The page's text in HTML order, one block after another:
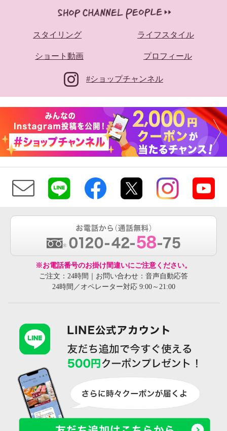
スタイリング ライフスタイル
ショート動画 プロフィール
#ショップチャンネル
※お電話番号のお掛け間違いにご注意ください。
ご注文：24時間｜お問い合わせ：音声自動応答
24時間／オペレーター対応 9:00～21:00